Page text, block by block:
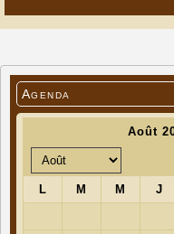
Agenda